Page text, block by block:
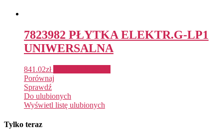
7823982 PŁYTKA ELEKTR.G-LP1
UNIWERSALNA
841.02zł
Porównaj
Sprawdź
Do ulubionych
Wyświetl listę ulubionych
Tylko teraz